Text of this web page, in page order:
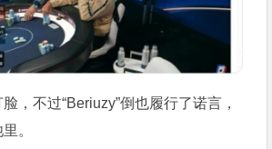
，不过“Beriuzy”倒也履行了诺言，
。